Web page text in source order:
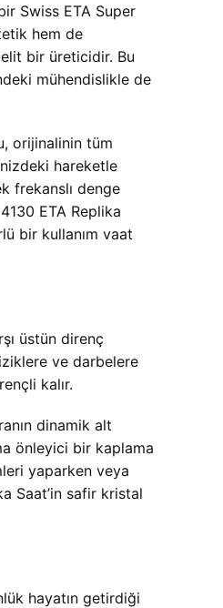
Swiss ETA Super
hem de
bir üreticidir. Bu
mühendislikle de
orijinalinin tüm
hareketle
frekanslı denge
ETA Replika
bir kullanım vaat
üstün direnç
ve darbelere
kalır.
dinamik alt
önleyici bir kaplama
yaparken veya
Saat’in safir kristal
hayatın getirdiği